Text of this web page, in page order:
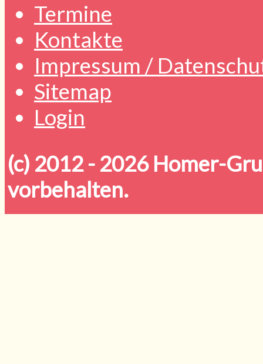
Termine
Kontakte
Impressum /
Sitemap
Login
(c) 2012 - 2026 Homer-
vorbehalten.